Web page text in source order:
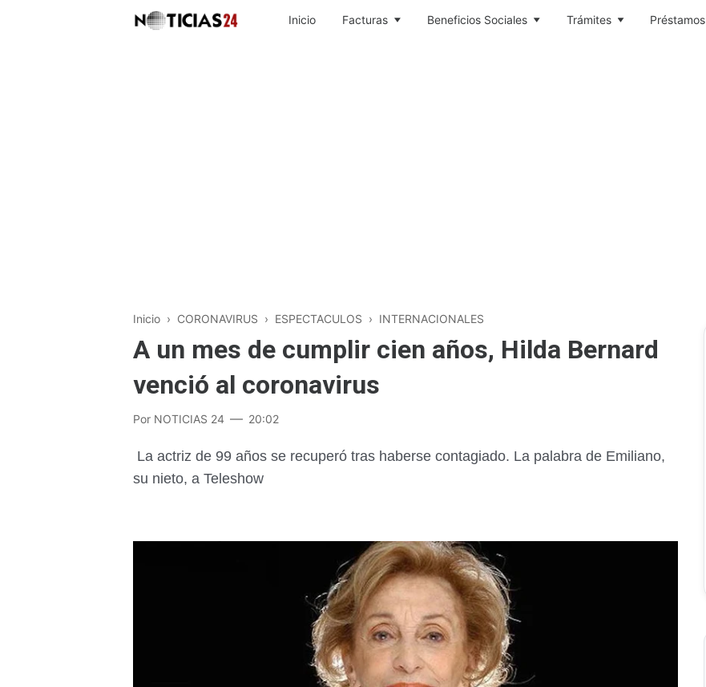
Inicio Facturas Beneficios Sociales Trámites Préstamos
Inicio › CORONAVIRUS › ESPECTACULOS › INTERNACIONALES
A un mes de cumplir cien años, Hilda Bernard
venció al coronavirus
Por NOTICIAS 24 20:02
La actriz de 99 años se recuperó tras haberse contagiado. La palabra de Emiliano,
su nieto, a Teleshow